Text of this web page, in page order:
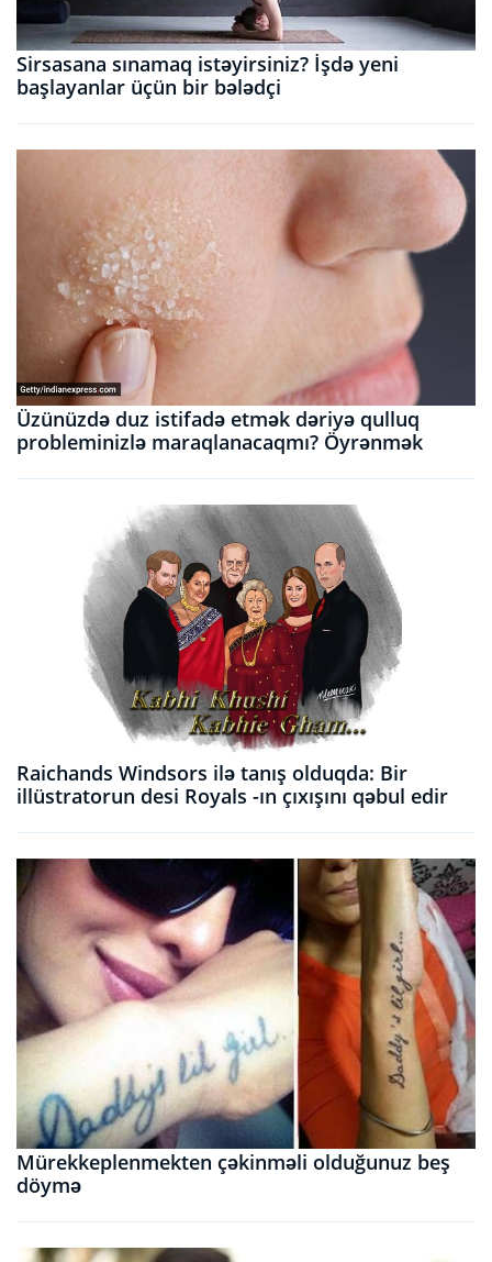
Sirsasana sınamaq istəyirsiniz? İşdə yeni
başlayanlar üçün bir bələdçi
Üzünüzdə duz istifadə etmək dəriyə qulluq
probleminizlə maraqlanacaqmı? Öyrənmək
Raichands Windsors ilə tanış olduqda: Bir
illüstratorun desi Royals -ın çıxışını qəbul edir
Mürekkeplenmekten çəkinməli olduğunuz beş
döymə